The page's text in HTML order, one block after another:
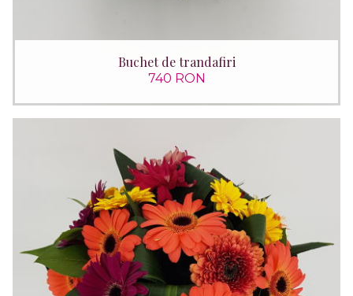
Buchet de trandafiri
740 RON